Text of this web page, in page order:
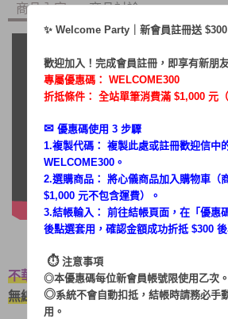
商品內容 商品討論
不華麗，但很實在
無線吸塵 隨拿隨吸，清潔打掃效率高
✨ Welcome Party｜新會員註冊送 $300
歡迎加入！完成會員註冊，即享有新朋
專屬優惠碼： WELCOME300
折抵條件： 全站單筆消費滿 $1,000 元
✉︎ 優惠碼使用 3 步驟
1.複製代碼： 複製此處或註冊歡迎信中
WELCOME300。
2.選購商品： 將心儀商品加入購物車（
$1,000 元不包含運費）。
3.結帳輸入： 前往結帳頁面，在「 優惠
後點選套用，確認金額成功折抵 $300 後
⏱︎ 注意事項
◎本優惠碼每位新會員帳號限使用乙次。
◎系統不會自動扣抵，結帳時請務必手
用。